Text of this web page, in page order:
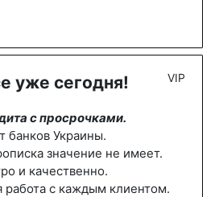
уже сегодня!
с просрочками.
Украины.
значение не имеет.
и качественно.
с каждым клиентом.
VIP